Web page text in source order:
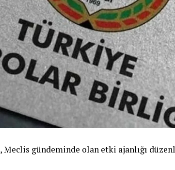
, Meclis gündeminde olan etki ajanlığı